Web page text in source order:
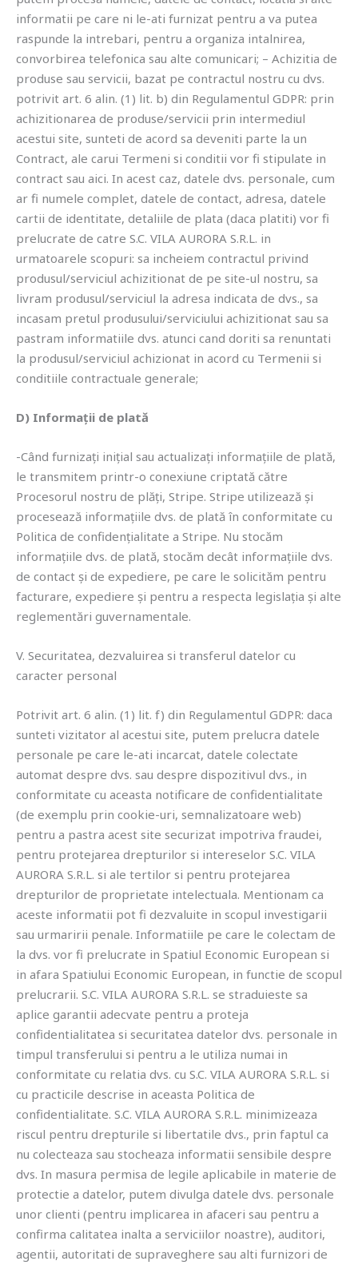
informatii pe care ni le-ati furnizat pentru a va putea
raspunde la intrebari, pentru a organiza intalnirea,
convorbirea telefonica sau alte comunicari; – Achizitia de
produse sau servicii, bazat pe contractul nostru cu dvs.
potrivit art. 6 alin. (1) lit. b) din Regulamentul GDPR: prin
achizitionarea de produse/servicii prin intermediul
acestui site, sunteti de acord sa deveniti parte la un
Contract, ale carui Termeni si conditii vor fi stipulate in
contract sau aici. In acest caz, datele dvs. personale, cum
ar fi numele complet, datele de contact, adresa, datele
cartii de identitate, detaliile de plata (daca platiti) vor fi
prelucrate de catre S.C. VILA AURORA S.R.L. in
urmatoarele scopuri: sa incheiem contractul privind
produsul/serviciul achizitionat de pe site-ul nostru, sa
livram produsul/serviciul la adresa indicata de dvs., sa
incasam pretul produsului/serviciului achizitionat sau sa
pastram informatiile dvs. atunci cand doriti sa renuntati
la produsul/serviciul achizionat in acord cu Termenii si
conditiile contractuale generale;
D) Informații de plată
-Când furnizați inițial sau actualizați informațiile de plată,
le transmitem printr-o conexiune criptată către
Procesorul nostru de plăți, Stripe. Stripe utilizează și
procesează informațiile dvs. de plată în conformitate cu
Politica de confidențialitate a Stripe. Nu stocăm
informațiile dvs. de plată, stocăm decât informațiile dvs.
de contact și de expediere, pe care le solicităm pentru
facturare, expediere și pentru a respecta legislația și alte
reglementări guvernamentale.
V. Securitatea, dezvaluirea si transferul datelor cu
caracter personal
Potrivit art. 6 alin. (1) lit. f) din Regulamentul GDPR: daca
sunteti vizitator al acestui site, putem prelucra datele
personale pe care le-ati incarcat, datele colectate
automat despre dvs. sau despre dispozitivul dvs., in
conformitate cu aceasta notificare de confidentialitate
(de exemplu prin cookie-uri, semnalizatoare web)
pentru a pastra acest site securizat impotriva fraudei,
pentru protejarea drepturilor si intereselor S.C. VILA
AURORA S.R.L. si ale tertilor si pentru protejarea
drepturilor de proprietate intelectuala. Mentionam ca
aceste informatii pot fi dezvaluite in scopul investigarii
sau urmaririi penale. Informatiile pe care le colectam de
la dvs. vor fi prelucrate in Spatiul Economic European si
in afara Spatiului Economic European, in functie de scopul
prelucrarii. S.C. VILA AURORA S.R.L. se straduieste sa
aplice garantii adecvate pentru a proteja
confidentialitatea si securitatea datelor dvs. personale in
timpul transferului si pentru a le utiliza numai in
conformitate cu relatia dvs. cu S.C. VILA AURORA S.R.L. si
cu practicile descrise in aceasta Politica de
confidentialitate. S.C. VILA AURORA S.R.L. minimizeaza
riscul pentru drepturile si libertatile dvs., prin faptul ca
nu colecteaza sau stocheaza informatii sensibile despre
dvs. In masura permisa de legile aplicabile in materie de
protectie a datelor, putem divulga datele dvs. personale
unor clienti (pentru implicarea in afaceri sau pentru a
confirma calitatea inalta a serviciilor noastre), auditori,
agentii, autoritati de supraveghere sau alti furnizori de